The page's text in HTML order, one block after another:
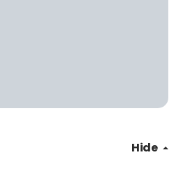
Hide